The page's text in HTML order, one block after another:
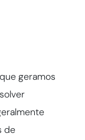
geramos
de